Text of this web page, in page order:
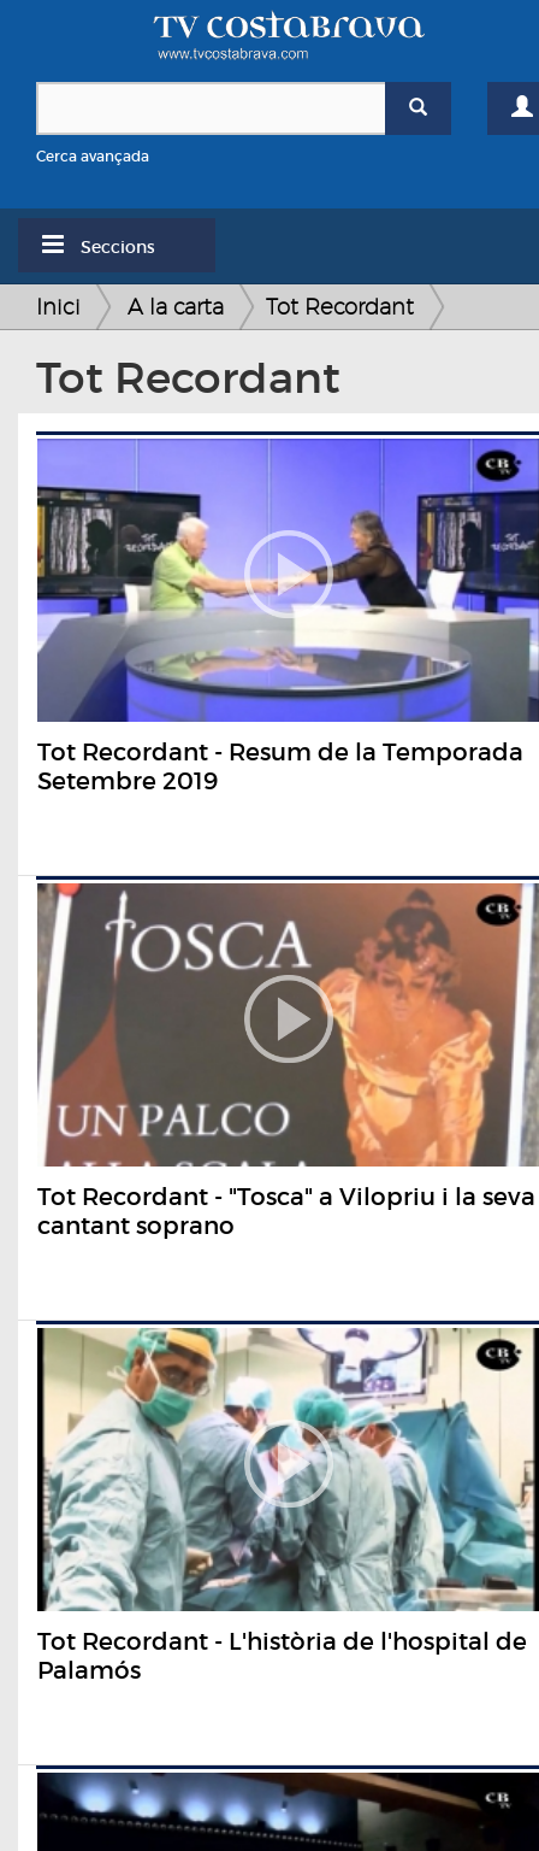
Cerca avançada
Seccions
Inici A la carta Tot Recordant
Tot Recordant
Tot Recordant - Resum de la Temporada
Setembre 2019
Tot Recordant - "Tosca" a Vilopriu i la seva
cantant soprano
Tot Recordant - L'història de l'hospital de
Palamós